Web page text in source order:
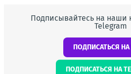
Подписывайтесь на наши
Telegram
ПОДПИСАТЬСЯ
ПОДПИСАТЬСЯ НА